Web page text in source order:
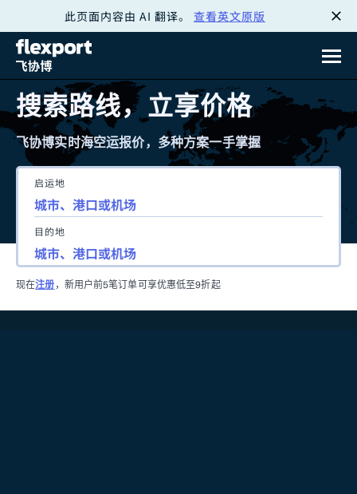
此页面内容由 AI 翻译。 查看英文原版
搜索路线，立享价格
飞协博实时海空运报价，多种方案一手掌握
启运地
目的地
现在注册 ，新用户前5笔订单可享优惠低至9折起